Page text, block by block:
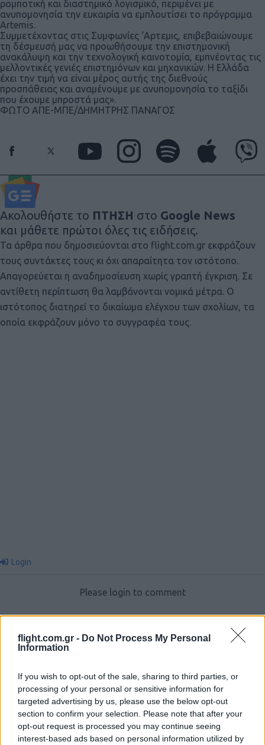
flight.com.gr - Do Not Process My Personal
Information
If you wish to opt-out of the sale, sharing to third parties, or
processing of your personal or sensitive information for
targeted advertising by us, please use the below opt-out
section to confirm your selection. Please note that after your
opt-out request is processed you may continue seeing
interest-based ads based on personal information utilized by
ρομποτική και διαστημικό λογισμικό, περιμένει με
ανυπομονησία την ευκαιρία να εμπλουτίσει το πρόγραμμα
Artemis.
Συμμετέχοντας στις Συμφωνίες ‘Αρτεμις, επιβεβαιώνουμε
τη δέσμευσή μας να προωθήσουμε την επιστημονική
ανακάλυψη και την τεχνολογική καινοτομία, εμπνέοντας τις
μελλοντικές γενιές επιστημόνων και μηχανικών. Η Ελλάδα
έχει την τιμή να είναι μέρος αυτής της διεθνούς
προσπάθειας και αναμένουμε με ανυπομονησία το ταξίδι
που έχουμε μπροστά μας».
ΦΩΤΟ ΑΠΕ-ΜΠΕ/ΔΗΜΗΤΡΗΣ ΠΑΝΑΓΟΣ
Ακολουθήστε το ΠΤΗΣΗ στο Google News
και μάθετε πρώτοι όλες τις ειδήσεις.
Τα άρθρα που δημοσιεύονται στο flight.com.gr εκφράζουν
τους συντάκτες τους κι όχι απαραίτητα τον ιστότοπο.
Απαγορεύεται η αναδημοσίευση χωρίς γραπτή έγκριση. Σε
αντίθετη περίπτωση θα λαμβάνονται νομικά μέτρα. Ο
ιστότοπος διατηρεί το δικαίωμα ελέγχου των σχολίων, τα
οποία εκφράζουν μόνο το συγγραφέα τους.
Login
Please login to comment
Oldest
AtenRa (@atenra)
Member
10 Φεβρουαρίου 2024 17:02
#571953
Μπορείτε να δείτε το Video απο το Ceremony στο παρακάτω
σύνδεσμο.